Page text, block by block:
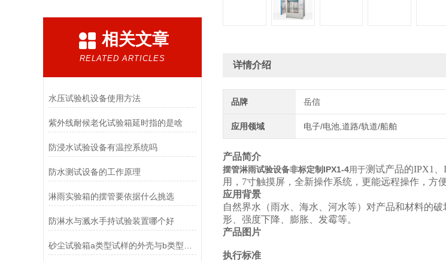
相关文章
RELATED ARTICLES
水压试验机设备使用方法
紫外线耐候老化试验箱延时指的是啥
防浸水试验设备有温控系统吗
防水测试设备的工作原理
淋雨实验箱的摆管要依据什么挑选
防淋水与溅水手持试验装置哪个好
详情介绍
品牌 岳信
应用领域 电子/电池,道路/轨道/船舶
产品简介
摆管淋雨试验设备非标定制IPX1-4用于测试产品的IPX1
用，7寸触摸屏，全新操作系统，更能远程操作，方
应用背景
自然界水（雨水、海水、河水等）对产品和材料的
形、强度下降、膨胀、发霉等。
产品图片
执行标准